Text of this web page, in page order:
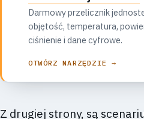
Darmowy przelicznik
objętość, temperatura,
ciśnienie i dane cyfrowe.
OTWÓRZ NARZĘDZIE →
Z drugiej strony, są